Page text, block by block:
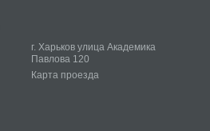
г. Харьков улица Академика
Павлова 120
Карта проезда